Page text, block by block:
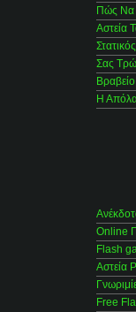
Πώς Να
Αστεία
Σας
Η
Online
Flash
Αστεία
Free